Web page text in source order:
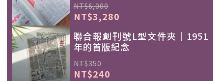
NT$6,000
NT$3,280
聯合報創刊號L型文件夾｜1951
年的首版紀念
NT$350
NT$240